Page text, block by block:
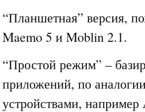
“Планшетная” версия,
Maemo 5 и Moblin 2.1.
“Простой режим” –
приложений, по
устройствами, например